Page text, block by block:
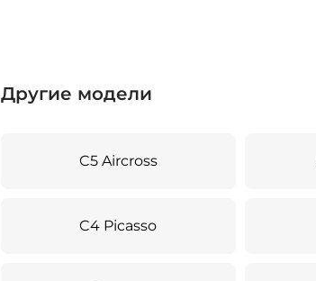
Другие модели
C5 Aircross
C4 Picasso